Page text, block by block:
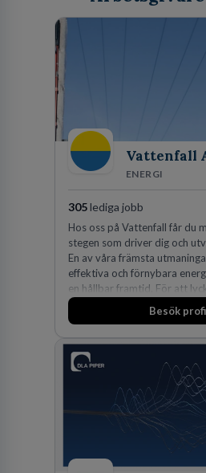
Vattenfall
ENERGI
305lediga jobb
Hos oss på Vattenfall får du
stegen som driver dig och
En av våra främsta
effektiva och förnybara
en hållbar framtid. För att
fler medarbetare som vill göra
Besök